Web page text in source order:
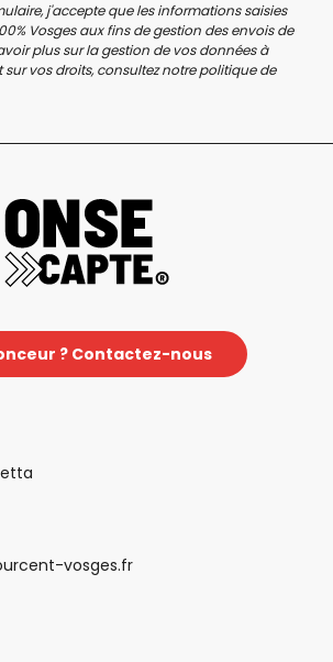
j'accepte que les informations saisies
Vosges aux fins de gestion des envois de
plus sur la gestion de vos données à
vos droits, consultez notrepolitique de
? Contactez-nous
vosges.fr